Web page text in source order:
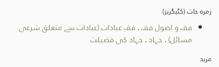
زمرہ جات (کٹیگریز)
فقہ و اصولِ فقہ. فقہِ عبادات (عبادات سے متعلق شرعی
مسائل). جہاد. جہاد کی فضیلت
مزید